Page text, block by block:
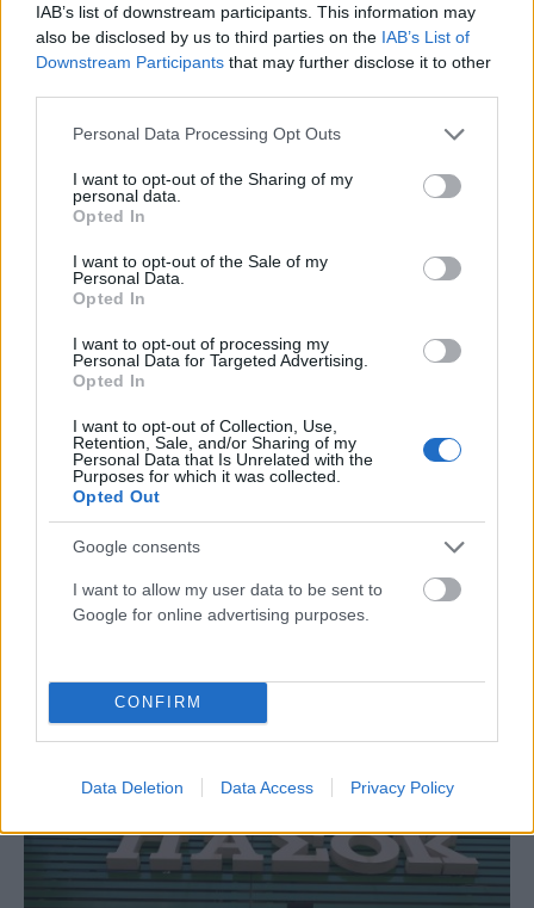
IAB’s list of downstream participants. This information may
also be disclosed by us to third parties on the IAB’s List of
Downstream Participants that may further disclose it to other
Please note that this website/app uses one or more Google
not limited to your visit or usage behaviour. You may click to
grant or deny consent to Google and its third-party tags to
use your data for below specified purposes in below Google
consent section.
Personal Data Processing Opt Outs
I want to opt-out of the Sharing of my
personal data.
Opted In
I want to opt-out of the Sale of my
Personal Data.
Opted In
I want to opt-out of processing my
Personal Data for Targeted Advertising.
Opted In
I want to opt-out of Collection, Use,
Retention, Sale, and/or Sharing of my
Personal Data that Is Unrelated with the
Purposes for which it was collected.
Opted Out
Google consents
I want to allow my user data to be sent to
Google for online advertising purposes.
CONFIRM
Data Deletion Data Access Privacy Policy
περιμένει»
ΑΝΑΡΤΗΘΗΚΕ ΑΠΟΕΛΕΑΝΑ ΖΑΜΠΑΡΑ 9 ΑΥΓΟΎΣΤΟΥ 2026
ΠΟΛΙΤΙΚΉ
Τουρνάς: Πάνω από 400 πυρκαγιές σε δέκα ημέρες – Σε
επιφυλακή ο κρατικός μηχανισμός